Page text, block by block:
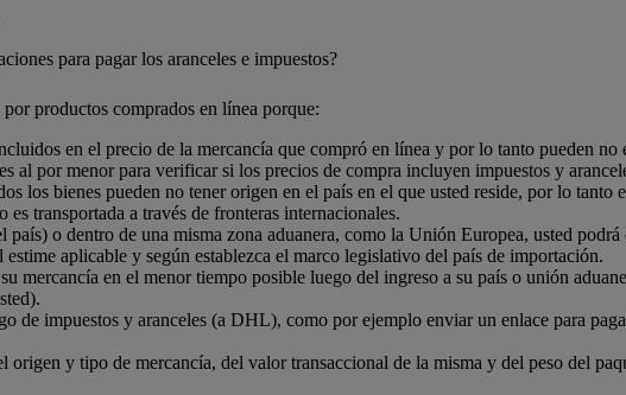
para pagar los aranceles e impuestos?
productos comprados en línea porque:
en el precio de la mercancía que compró en línea y por lo tanto pueden
al por menor para verificar si los precios de compra incluyen impuestos y
los bienes pueden no tener origen en el país en el que usted reside, por lo tanto
transportada a través de fronteras internacionales.
o dentro de una misma zona aduanera, como la Unión Europea, usted
aplicable y según establezca el marco legislativo del país de importación.
mercancía en el menor tiempo posible luego del ingreso a su país o unión
de impuestos y aranceles (a DHL), como por ejemplo enviar un enlace para
origen y tipo de mercancía, del valor transaccional de la misma y del peso del